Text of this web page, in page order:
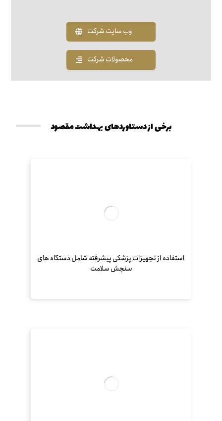
وب سایت شرکت
محصولات شرکت
برخی از دستاوردهای بهداشت مقصود
استفاده از تجهیزات پزشکی پیشرفته شامل دستگاه های
سنجش سلامت